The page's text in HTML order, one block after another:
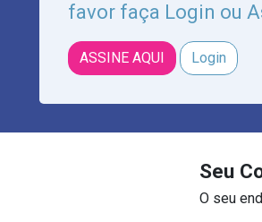
favor faça Login ou
ASSINE AQUI Login
Seu
O seu